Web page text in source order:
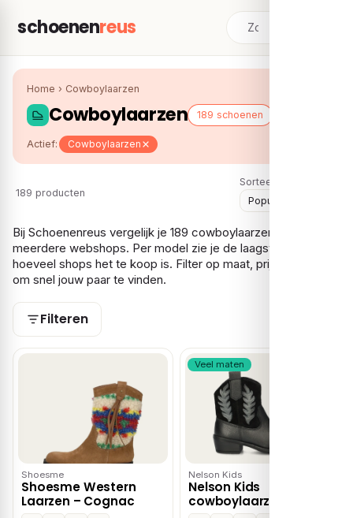
schoenenreus
Home › Cowboylaarzen
Cowboylaarzen 189 schoenen
Actief: Cowboylaarzen
189 producten
Sorteer:
Bij Schoenenreus vergelijk je 189 cowboylaarzen over
meerdere webshops. Per model zie je de laagste prijs en bij
hoeveel shops het te koop is. Filter op maat, prijs en gender
om snel jouw paar te vinden.
Filteren
Shoesme
Shoesme Western
Laarzen – Cognac
Veel maten
Nelson Kids
Nelson Kids
cowboylaarzen –